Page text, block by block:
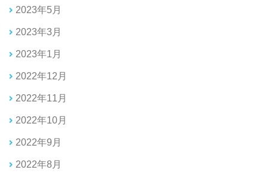
2023年5月
2023年3月
2023年1月
2022年12月
2022年11月
2022年10月
2022年9月
2022年8月